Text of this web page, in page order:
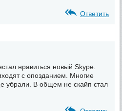
Ответить
нравиться новый Skype.
с опозданием. Многие
убрали. В общем не скайп стал